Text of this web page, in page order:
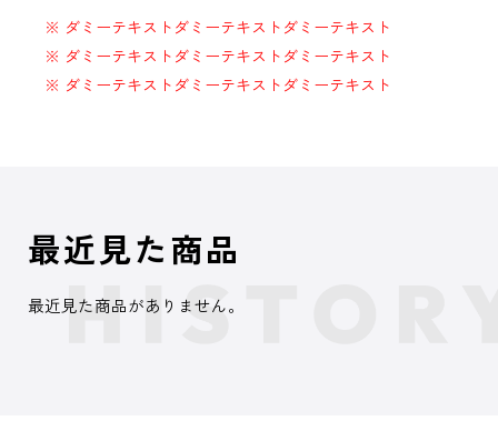
※ ダミーテキストダミーテキストダミーテキスト
※ ダミーテキストダミーテキストダミーテキスト
※ ダミーテキストダミーテキストダミーテキスト
最近見た商品
最近見た商品がありません。